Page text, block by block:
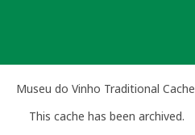
Museu do Vinho Traditional Cache
This cache has been archived.